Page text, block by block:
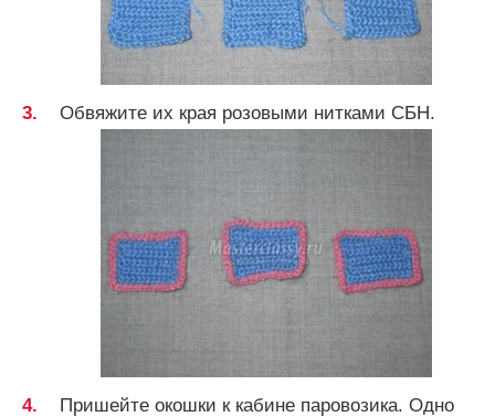
Обвяжите их края розовыми нитками СБН.
Пришейте окошки к кабине паровозика. Одно